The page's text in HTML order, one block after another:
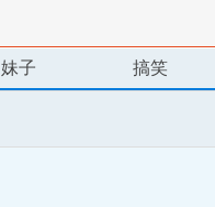
妹子 搞笑